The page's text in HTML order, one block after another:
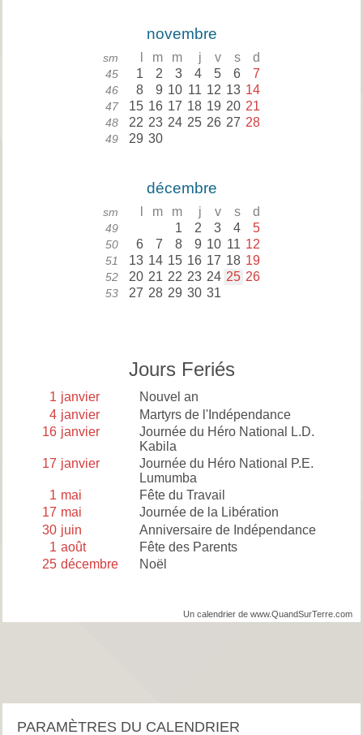
novembre
sm m m j v s d
45 1 2 3 4 5 6 7
46 8 9 10 11 12 13 14
47 15 16 17 18 19 20 21
48 22 23 24 25 26 27 28
49 29 30
décembre
sm m m j v s d
49 1 2 3 4 5
50 6 7 8 9 10 11 12
51 13 14 15 16 17 18 19
52 20 21 22 23 24 25 26
53 27 28 29 30 31
Jours Feriés
1 janvier
Nouvel an
4 janvier
Martyrs de l'Indépendance
16 janvier
Journée du Héro National L.D.
Kabila
17 janvier
Journée du Héro National P.E.
Lumumba
1 mai
Fête du Travail
17 mai
Journée de la Libération
30 juin
Anniversaire de Indépendance
1 août
Fête des Parents
25 décembre Noël
Un calendrier de www.QuandSurTerre.com
PARAMÈTRES DU CALENDRIER